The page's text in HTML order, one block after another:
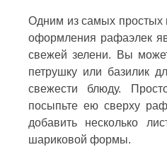
Одним из самых простых
оформления рафаэлек
свежей зелени. Вы
петрушку или базилик
свежести блюду.
посыпьте ею сверху
добавить несколько
шариковой формы.